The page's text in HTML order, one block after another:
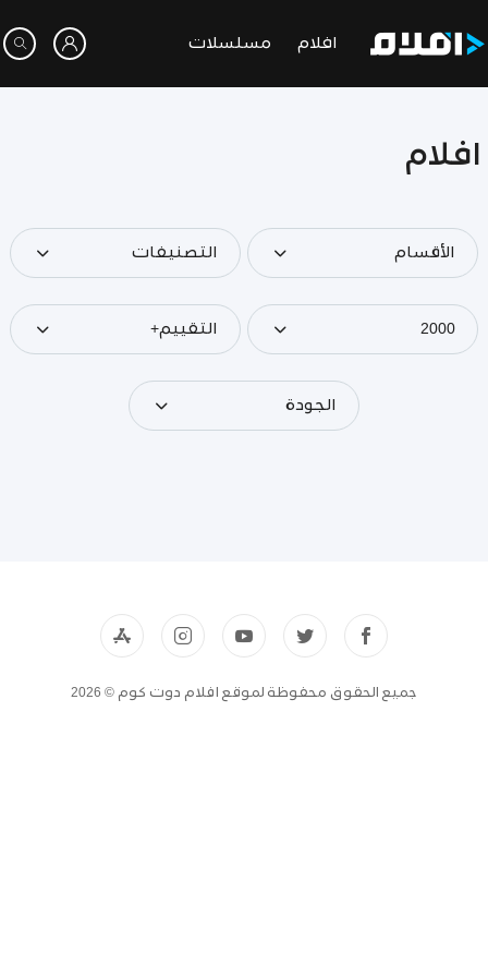
افلام مسلسلات
افلام
الأقسام التصنيفات
2000 التقييم+
الجودة
جميع الحقوق محفوظة لموقع افلام دوت كوم © 2026